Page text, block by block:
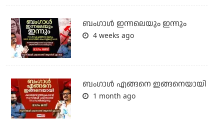
ബംഗാള്‍ ഇന്നലെയും ഇന്നും
4 weeks ago
ബം​ഗാൾ എങ്ങനെ ഇങ്ങനെയായി
1 month ago